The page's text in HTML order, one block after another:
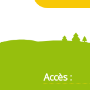
Accès :